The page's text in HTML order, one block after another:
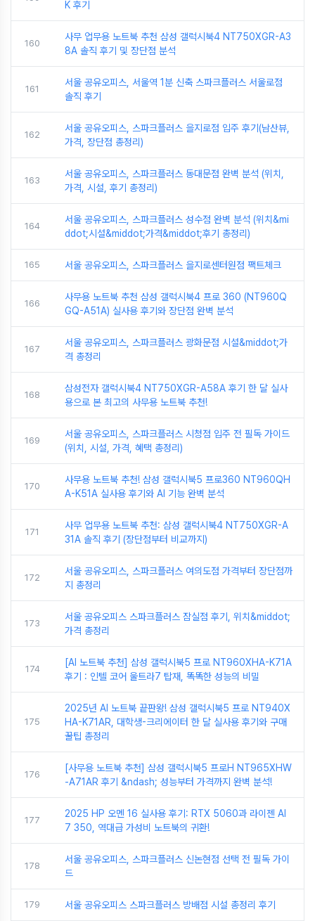
K 후기
160
사무 업무용 노트북 추천 삼성 갤럭시북4 NT750XGR-A3
8A 솔직 후기 및 장단점 분석
161
서울 공유오피스, 서울역 1분 신축 스파크플러스 서울로점
솔직 후기
162
서울 공유오피스, 스파크플러스 을지로점 입주 후기(남산뷰,
가격, 장단점 총정리)
163
서울 공유오피스, 스파크플러스 동대문점 완벽 분석 (위치,
가격, 시설, 후기 총정리)
164
서울 공유오피스, 스파크플러스 성수점 완벽 분석 (위치&mi
ddot;시설&middot;가격&middot;후기 총정리)
165 서울 공유오피스, 스파크플러스 을지로센터원점 팩트체크
166
사무용 노트북 추천 삼성 갤럭시북4 프로 360 (NT960Q
GQ-A51A) 실사용 후기와 장단점 완벽 분석
167
서울 공유오피스, 스파크플러스 광화문점 시설&middot;가
격 총정리
168
삼성전자 갤럭시북4 NT750XGR-A58A 후기 한 달 실사
용으로 본 최고의 사무용 노트북 추천!
169
서울 공유오피스, 스파크플러스 시청점 입주 전 필독 가이드
(위치, 시설, 가격, 혜택 총정리)
170
사무용 노트북 추천! 삼성 갤럭시북5 프로360 NT960QH
A-K51A 실사용 후기와 AI 기능 완벽 분석
171
사무 업무용 노트북 추천: 삼성 갤럭시북4 NT750XGR-A
31A 솔직 후기 (장단점부터 비교까지)
172
서울 공유오피스, 스파크플러스 여의도점 가격부터 장단점까
지 총정리
173
서울 공유오피스 스파크플러스 잠실점 후기, 위치&middot;
가격 총정리
174
[AI 노트북 추천] 삼성 갤럭시북5 프로 NT960XHA-K71A
후기 : 인텔 코어 울트라7 탑재, 똑똑한 성능의 비밀
175
2025년 AI 노트북 끝판왕! 삼성 갤럭시북5 프로 NT940X
HA-K71AR, 대학생-크리에이터 한 달 실사용 후기와 구매
꿀팁 총정리
176
[사무용 노트북 추천] 삼성 갤럭시북5 프로H NT965XHW
-A71AR 후기 &ndash; 성능부터 가격까지 완벽 분석!
177
2025 HP 오멘 16 실사용 후기: RTX 5060과 라이젠 AI
7 350, 역대급 가성비 노트북의 귀환!
178
서울 공유오피스, 스파크플러스 신논현점 선택 전 필독 가이
드
179 서울 공유오피스 스파크플러스 방배점 시설 총정리 후기